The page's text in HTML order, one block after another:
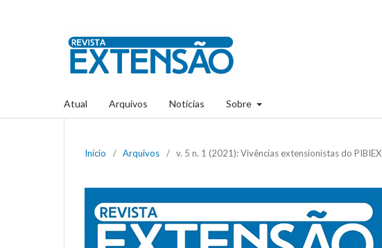
Atual Arquivos Notícias Sobre
Início / Arquivos / v. 5 n. 1 (2021): Vivências extensionistas do PIBIEX